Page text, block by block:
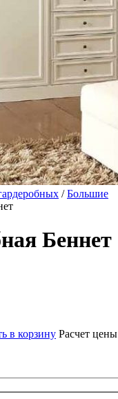
/Большие
Беннет
в корзину Расчет цены